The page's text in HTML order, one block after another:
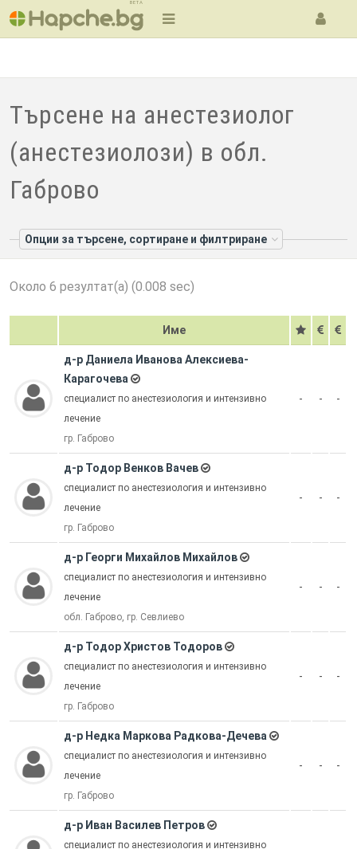
BETA
Търсене на анестезиолог
(анестезиолози) в обл.
Габрово
Опции за търсене, сортиране и филтриране
Около 6 резултат(а) (0.008 sec)
Име
д-р Даниела Иванова Алексиева-
Карагочева
специалист по анестезиология и интензивно
лечение
гр. Габрово
- - -
д-р Тодор Венков Вачев
специалист по анестезиология и интензивно
лечение
гр. Габрово
- - -
д-р Георги Михайлов Михайлов
специалист по анестезиология и интензивно
лечение
обл. Габрово, гр. Севлиево
- - -
д-р Тодор Христов Тодоров
специалист по анестезиология и интензивно
лечение
гр. Габрово
- - -
д-р Недка Маркова Радкова-Дечева
специалист по анестезиология и интензивно
лечение
гр. Габрово
- - -
д-р Иван Василев Петров
специалист по анестезиология и интензивно